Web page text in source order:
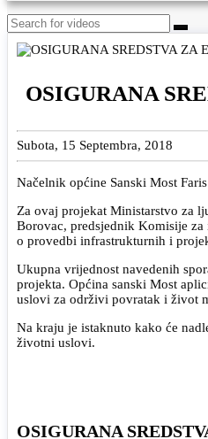
OSIGURANA
Subota, 15 Septembra, 2018
Načelnik općine Sanski Most
Za ovaj projekat Ministarstvo za
Borovac, predsjednik Komisije za
o provedbi infrastrukturnih i
Ukupna vrijednost navedenih
projekta. Općina sanski Most
uslovi za održivi povratak i život
Na kraju je istaknuto kako će
životni uslovi.
OSIGURANA